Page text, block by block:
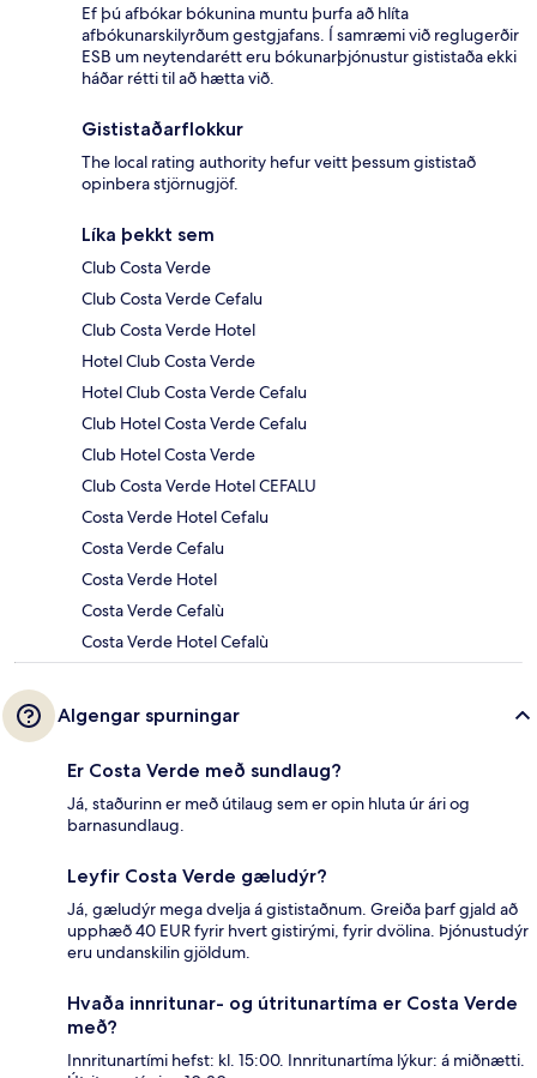
Ef þú afbókar bókunina muntu þurfa að hlíta
afbókunarskilyrðum gestgjafans. Í samræmi við reglugerðir
ESB um neytendarétt eru bókunarþjónustur gististaða ekki
háðar rétti til að hætta við.
Gististaðarflokkur
The local rating authority hefur veitt þessum gististað
opinbera stjörnugjöf.
Líka þekkt sem
Club Costa Verde
Club Costa Verde Cefalu
Club Costa Verde Hotel
Hotel Club Costa Verde
Hotel Club Costa Verde Cefalu
Club Hotel Costa Verde Cefalu
Club Hotel Costa Verde
Club Costa Verde Hotel CEFALU
Costa Verde Hotel Cefalu
Costa Verde Cefalu
Costa Verde Hotel
Costa Verde Cefalù
Costa Verde Hotel Cefalù
Algengar spurningar
Er Costa Verde með sundlaug?
Já, staðurinn er með útilaug sem er opin hluta úr ári og
barnasundlaug.
Leyfir Costa Verde gæludýr?
Já, gæludýr mega dvelja á gististaðnum. Greiða þarf gjald að
upphæð 40 EUR fyrir hvert gistirými, fyrir dvölina. Þjónustudýr
eru undanskilin gjöldum.
Hvaða innritunar- og útritunartíma er Costa Verde
með?
Innritunartími hefst: kl. 15:00. Innritunartíma lýkur: á miðnætti.